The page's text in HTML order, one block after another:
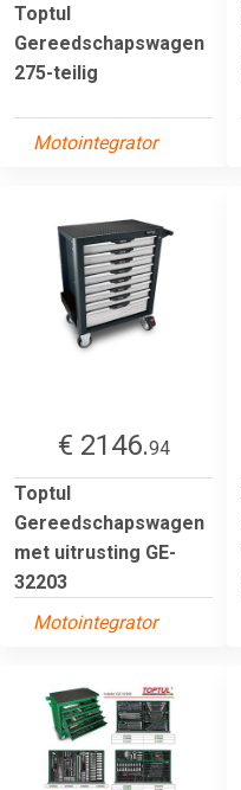
Toptul
Gereedschapswagen
275-teilig
Motointegrator
€ 2146.94
Toptul
Gereedschapswagen
met uitrusting GE-
32203
Motointegrator